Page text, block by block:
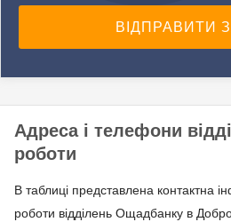
Адреса і телефони
роботи
В таблиці представлена контактна
роботи відділень Ощадбанку в